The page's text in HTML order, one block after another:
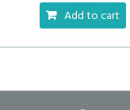
Add to cart